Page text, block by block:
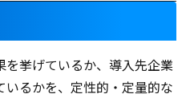
挙げているか、導入先企業
るかを、定性的・定量的な